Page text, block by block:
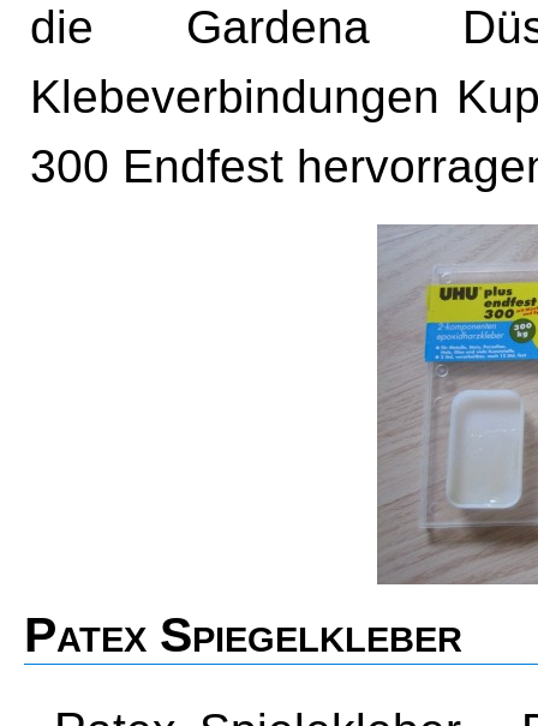
die Gardena
Klebeverbindungen
300 Endfest
Patex Spiegelkleber